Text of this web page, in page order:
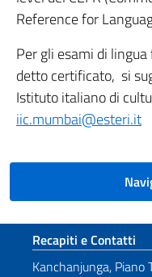
Reference for
Per gli esami di
detto certificato, si
Istituto italiano di
iic.mumbai@esteri.it
Sezione
Recapiti e Contatti
Kanchanjunga, Piano